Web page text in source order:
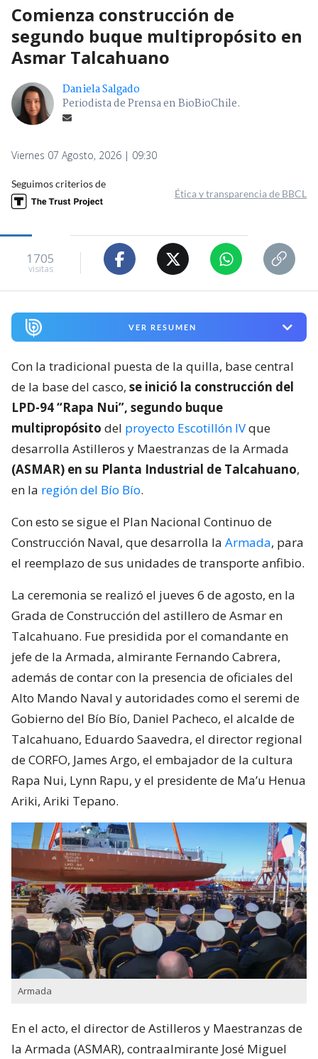
Comienza construcción de
segundo buque multipropósito en
Asmar Talcahuano
Daniela Salgado
Periodista de Prensa en BioBioChile.
Viernes 07 Agosto, 2026 | 09:30
Seguimos criterios de
Ética y transparencia de BBCL
1705
visitas
VER RESUMEN
Con la tradicional puesta de la quilla, base central
de la base del casco, se inició la construcción del
LPD-94 “Rapa Nui”, segundo buque
multipropósito del proyecto Escotillón IVque
desarrolla Astilleros y Maestranzas de la Armada
(ASMAR) en su Planta Industrial de Talcahuano,
en la región del Bío Bío.
Con esto se sigue el Plan Nacional Continuo de
Construcción Naval, que desarrolla la Armada, para
el reemplazo de sus unidades de transporte anfibio.
La ceremonia se realizó el jueves 6 de agosto, en la
Grada de Construcción del astillero de Asmar en
Talcahuano. Fue presidida por el comandante en
jefe de la Armada, almirante Fernando Cabrera,
además de contar con la presencia de oficiales del
Alto Mando Naval y autoridades como el seremi de
Gobierno del Bío Bío, Daniel Pacheco, el alcalde de
Talcahuano, Eduardo Saavedra, el director regional
de CORFO, James Argo, el embajador de la cultura
Rapa Nui, Lynn Rapu, y el presidente de Ma’u Henua
Ariki, Ariki Tepano.
Armada
En el acto, el director de Astilleros y Maestranzas de
la Armada (ASMAR), contraalmirante José Miguel